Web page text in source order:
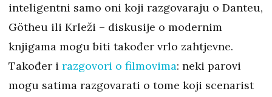
inteligentni samo oni koji razgovaraju o Danteu,
Götheu ili Krleži – diskusije o modernim
knjigama mogu biti također vrlo zahtjevne.
Također i razgovori o filmovima: neki parovi
mogu satima razgovarati o tome koji scenarist